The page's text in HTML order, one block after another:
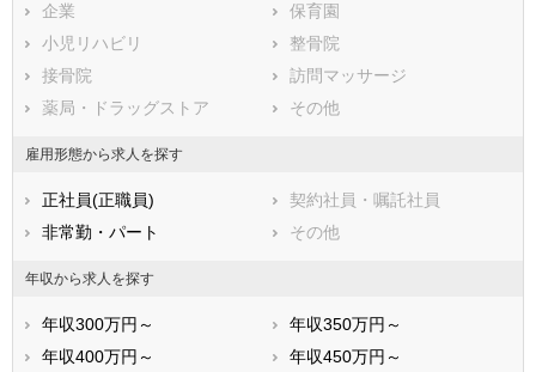
企業
保育園
小児リハビリ
整骨院
接骨院
訪問マッサージ
薬局・ドラッグストア
その他
雇用形態から求人を探す
正社員(正職員)
契約社員・嘱託社員
非常勤・パート
その他
年収から求人を探す
年収300万円～
年収350万円～
年収400万円～
年収450万円～